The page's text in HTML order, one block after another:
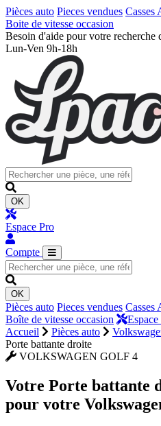
Pièces auto Pieces vendues Casses
Boite de vitesse occasion
Besoin d'aide pour votre recherche
Lun-Ven 9h-18h
OK
Espace Pro
Compte
OK
Pièces auto Pieces vendues Casses
Boîte de vitesse occasion
Espace
Accueil
Pièces auto
Porte battante droite
VOLKSWAGEN GOLF 4
Votre Porte battante
pour votre